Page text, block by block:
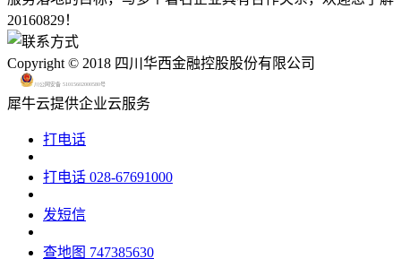
20160829！
Copyright © 2018 四川华西金融控股股份有限公司
川公网安备 51015602000580号
犀牛云提供企业云服务
打电话
打电话 028-67691000
发短信
查地图 747385630